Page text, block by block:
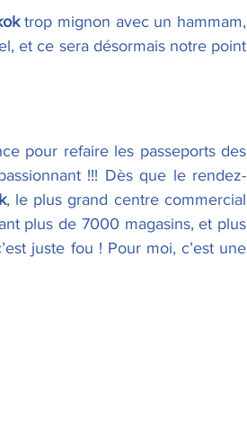
trop mignon avec un hammam,
et ce sera désormais notre point
pour refaire les passeports des
!!! Dès que le rendez-
, le plus grand centre commercial
plus de 7000 magasins, et plus